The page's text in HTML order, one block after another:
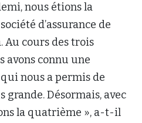
nous étions la
d’assurance de
Au cours des trois
avons connu une
nous a permis de
grande. Désormais, avec
la quatrième », a-t-il